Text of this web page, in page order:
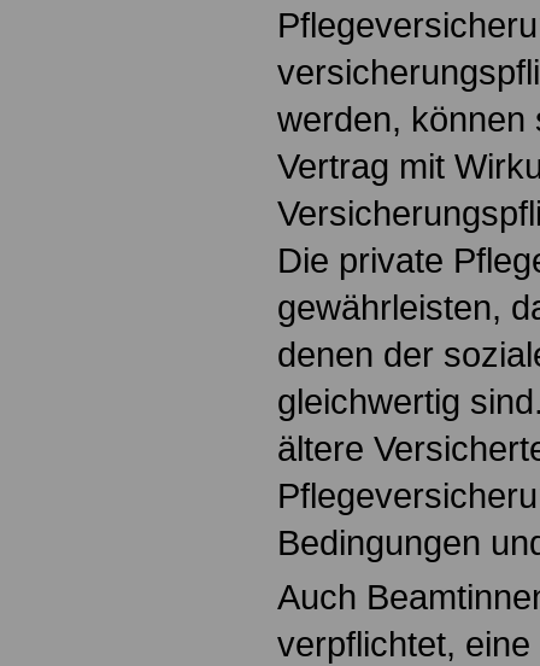
werden, können
Vertrag mit
Die private
gewährleisten,
denen der
gleichwertig
ältere
Bedingungen
Auch
verpflichtet,